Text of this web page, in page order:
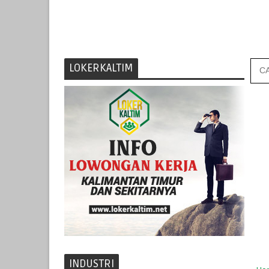
LOKERKALTIM
INDUSTRI